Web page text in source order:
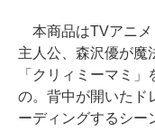
本商品はTVアニメ
主人公、森沢優が魔
「クリィミーマミ
の。背中が開いたド
ーディングするシー